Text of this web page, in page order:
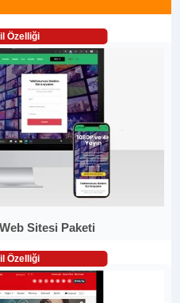
Özelliği
Sitesi Paketi
Özelliği